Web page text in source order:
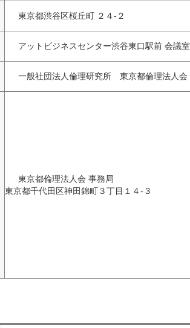
東京都渋谷区桜丘町 ２４-２
アットビジネスセンター渋谷東口駅前 会議室
一般社団法人倫理研究所 東京都倫理法人会
東京都倫理法人会 事務局
東京都千代田区神田錦町３丁目１４-３